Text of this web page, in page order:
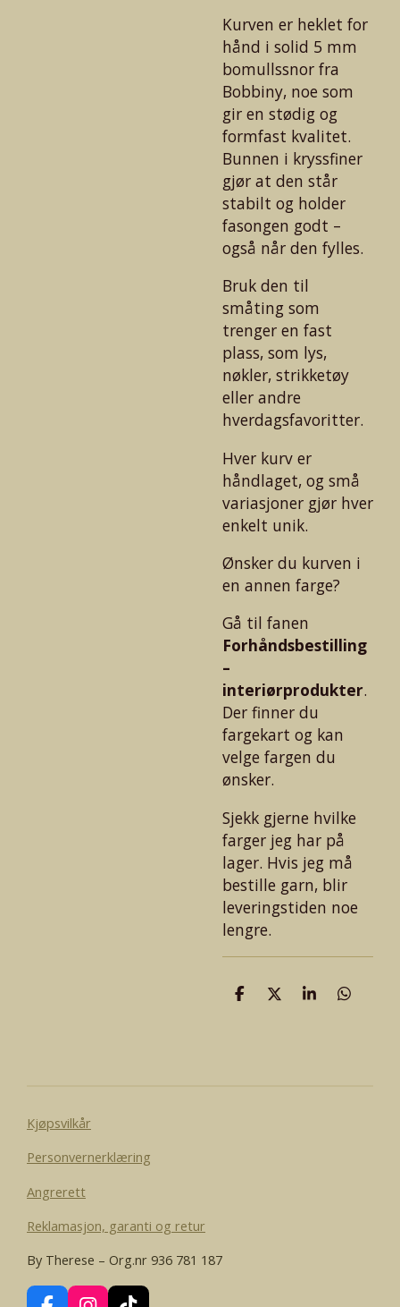
Kurven er heklet for
hånd i solid 5 mm
bomullssnor fra
Bobbiny, noe som
gir en stødig og
formfast kvalitet.
Bunnen i kryssfiner
gjør at den står
stabilt og holder
fasongen godt –
også når den fylles.
Bruk den til
småting som
trenger en fast
plass, som lys,
nøkler, strikketøy
eller andre
hverdagsfavoritter.
Hver kurv er
håndlaget, og små
variasjoner gjør hver
enkelt unik.
Ønsker du kurven i
en annen farge?
Gå til fanen
Forhåndsbestilling
–
interiørprodukter.
Der finner du
fargekart og kan
velge fargen du
ønsker.
Sjekk gjerne hvilke
farger jeg har på
lager. Hvis jeg må
bestille garn, blir
leveringstiden noe
lengre.
D
D
D
D
Kjøpsvilkår
Personvernerklæring
Angrerett
Reklamasjon, garanti og retur
By Therese – Org.nr 936 781 187